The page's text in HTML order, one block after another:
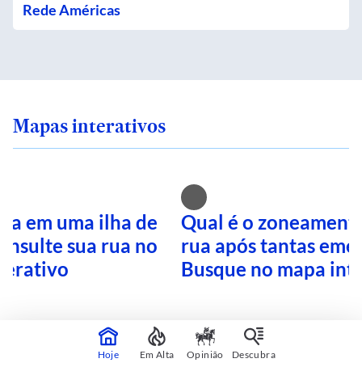
Rede Américas
Mapas interativos
em uma ilha de
sua rua no
Qual é o
rua após tantas
Busque no mapa
CONTINUA APÓS A PUBLICIDADE
Hoje Em Alta Opinião Descubra